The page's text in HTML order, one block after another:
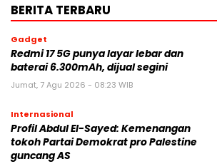
BERITA TERBARU
Gadget
Redmi 17 5G punya layar lebar dan
baterai 6.300mAh, dijual segini
Jumat, 7 Agu 2026 - 08:23 WIB
Internasional
Profil Abdul El-Sayed: Kemenangan
tokoh Partai Demokrat pro Palestine
guncang AS